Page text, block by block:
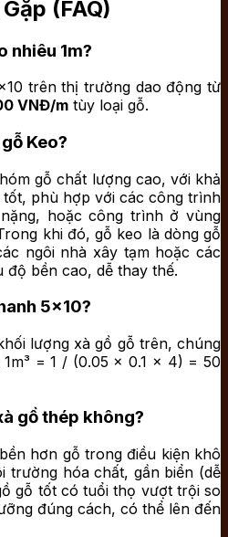
(FAQ)
nhiêu 1m?
trên thị trường dao động từ
VNĐ/m tùy loại gỗ.
Keo?
gỗ chất lượng cao, với khả
phù hợp với các công trình
hoặc công trình ở vùng
khi đó, gỗ keo là dòng gỗ
ngôi nhà xây tạm hoặc các
độ bền cao, dễ thay thế.
5×10?
lượng xà gồ gỗ trên, chúng
= 1 / (0.05 x 0.1 x 4) = 50
gồ thép không?
hơn gỗ trong điều kiện khô
trường hóa chất, gần biển (dễ
gỗ tốt có tuổi thọ vượt trội so
đúng cách, có thể lên đến